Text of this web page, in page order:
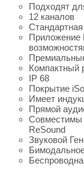
Подходят
12 каналов
Приложение
Компактный
IP 68
Покрытие
Имеет
Прямой
Совместимы
ReSound
Звуковой